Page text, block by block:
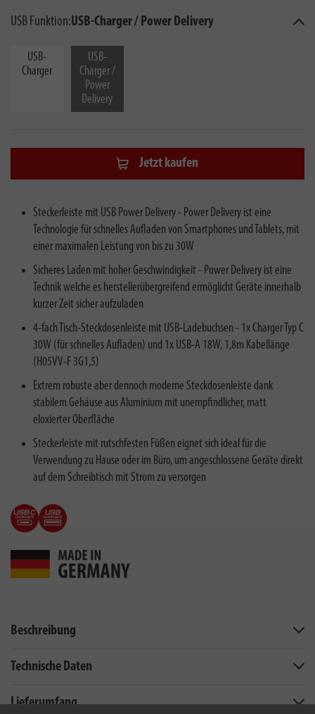
USB Funktion:USB-Charger / Power Delivery
USB-
Charger
USB-
Charger /
Power
Delivery
Jetzt kaufen
Steckerleiste mit USB Power Delivery - Power Delivery ist eine
Technologie für schnelles Aufladen von Smartphones und Tablets, mit
einer maximalen Leistung von bis zu 30W
Sicheres Laden mit hoher Geschwindigkeit - Power Delivery ist eine
Technik welche es herstellerübergreifend ermöglicht Geräte innerhalb
kurzer Zeit sicher aufzuladen
4-fach Tisch-Steckdosenleiste mit USB-Ladebuchsen - 1x Charger Typ C
30W (für schnelles Aufladen) und 1x USB-A 18W, 1,8m Kabellänge
(H05VV-F 3G1,5)
Extrem robuste aber dennoch moderne Steckdosenleiste dank
stabilem Gehäuse aus Aluminium mit unempfindlicher, matt
eloxierter Oberfläche
Steckerleiste mit rutschfesten Füßen eignet sich ideal für die
Verwendung zu Hause oder im Büro, um angeschlossene Geräte direkt
auf dem Schreibtisch mit Strom zu versorgen
Beschreibung
Technische Daten
Lieferumfang